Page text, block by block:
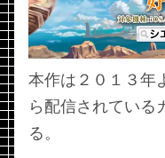
本作は２０１３年
ら配信されている
る。